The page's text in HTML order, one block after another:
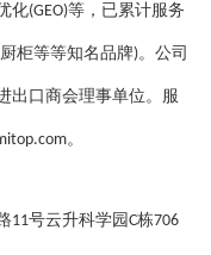
化(GEO)等，已累计服务
柜等等知名品牌)。公司
出口商会理事单位。服
。
11号云升科学园 C栋706